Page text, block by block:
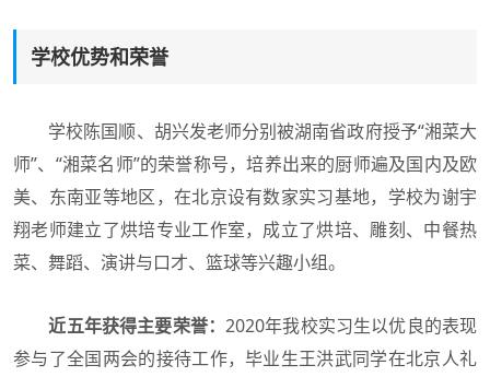
学校优势和荣誉
学校陈国顺、胡兴发老师分别被湖南省政府授予“湘菜大
师”、“湘菜名师”的荣誉称号，培养出来的厨师遍及国内及欧
美、东南亚等地区，在北京设有数家实习基地，学校为谢宇
翔老师建立了烘培专业工作室，成立了烘培、雕刻、中餐热
菜、舞蹈、演讲与口才、篮球等兴趣小组。
近五年获得主要荣誉：2020年我校实习生以优良的表现
参与了全国两会的接待工作，毕业生王洪武同学在北京人礼